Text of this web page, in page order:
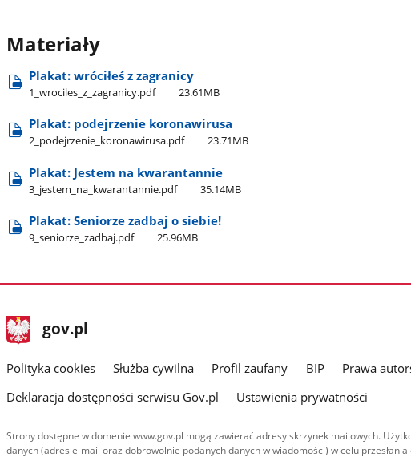
Materiały
Plakat: wróciłeś z zagranicy
1​_wrociles​_z​_zagranicy.pdf 23.61MB
Plakat: podejrzenie koronawirusa
2​_podejrzenie​_koronawirusa.pdf 23.71MB
Plakat: Jestem na kwarantannie
3​_jestem​_na​_kwarantannie.pdf 35.14MB
Plakat: Seniorze zadbaj o siebie!
9​_seniorze​_zadbaj.pdf 25.96MB
stopka
gov.pl Strona
gov.pl
gov.pl
Polityka cookies Służba cywilna Profil zaufany BIP Prawa
Deklaracja dostępności serwisu Gov.pl
Ustawienia prywatności
Strony dostępne w domenie www.gov.pl mogą zawierać adresy skrzynek mailowych.
danych (adres e-mail oraz dobrowolnie podanych danych w wiadomości) w celu